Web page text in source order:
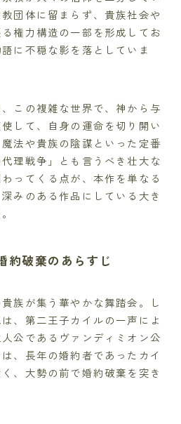
団体に留まらず、貴族社会や
権力構造の一部を形成してお
に不穏な影を落としていま
この複雑な世界で、神から与
して、自身の運命を切り開い
法や貴族の陰謀といった定番
理戦争」とも言うべき壮大な
ってくる点が、本作を単なる
みのある作品にしている大き
約破棄のあらすじ
族が集う華やかな舞踏会。し
、第二王子カイルの一声によ
公であるヴァンディミオン公
、長年の婚約者であったカイ
、大勢の前で婚約破棄を突き